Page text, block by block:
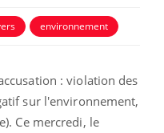
environnement
: violation des
sur l'environnement,
Ce mercredi, le